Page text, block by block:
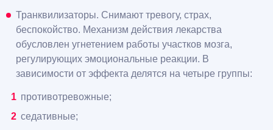
Транквилизаторы. Снимают тревогу, страх,
беспокойство. Механизм действия лекарства
обусловлен угнетением работы участков мозга,
регулирующих эмоциональные реакции. В
зависимости от эффекта делятся на четыре группы:
противотревожные;
седативные;